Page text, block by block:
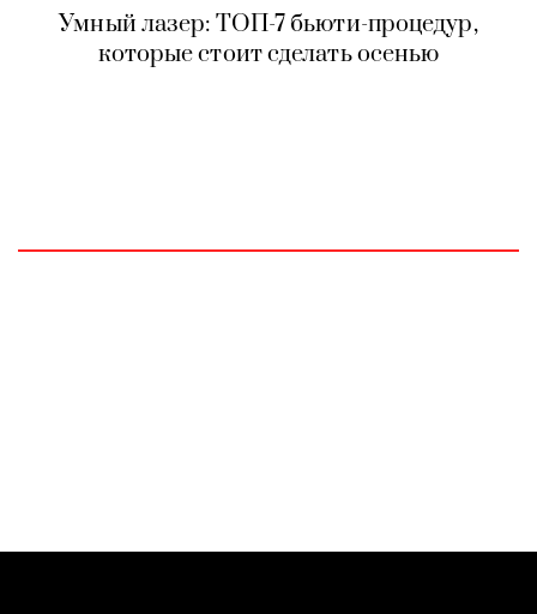
Умный лазер: ТОП-7 бьюти-процедур,
которые стоит сделать осенью